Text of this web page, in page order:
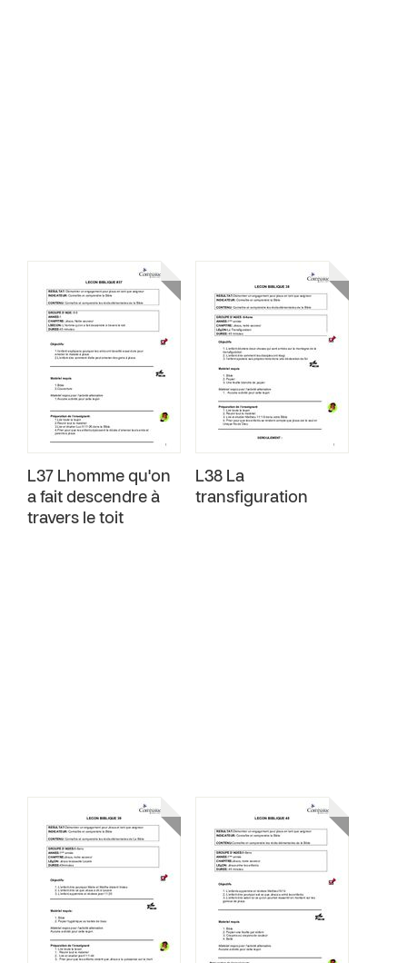
L37 Lhomme qu'on
a fait descendre à
travers le toit
L38 La
transfiguration